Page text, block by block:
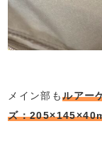
メイン部もルアー
ズ：